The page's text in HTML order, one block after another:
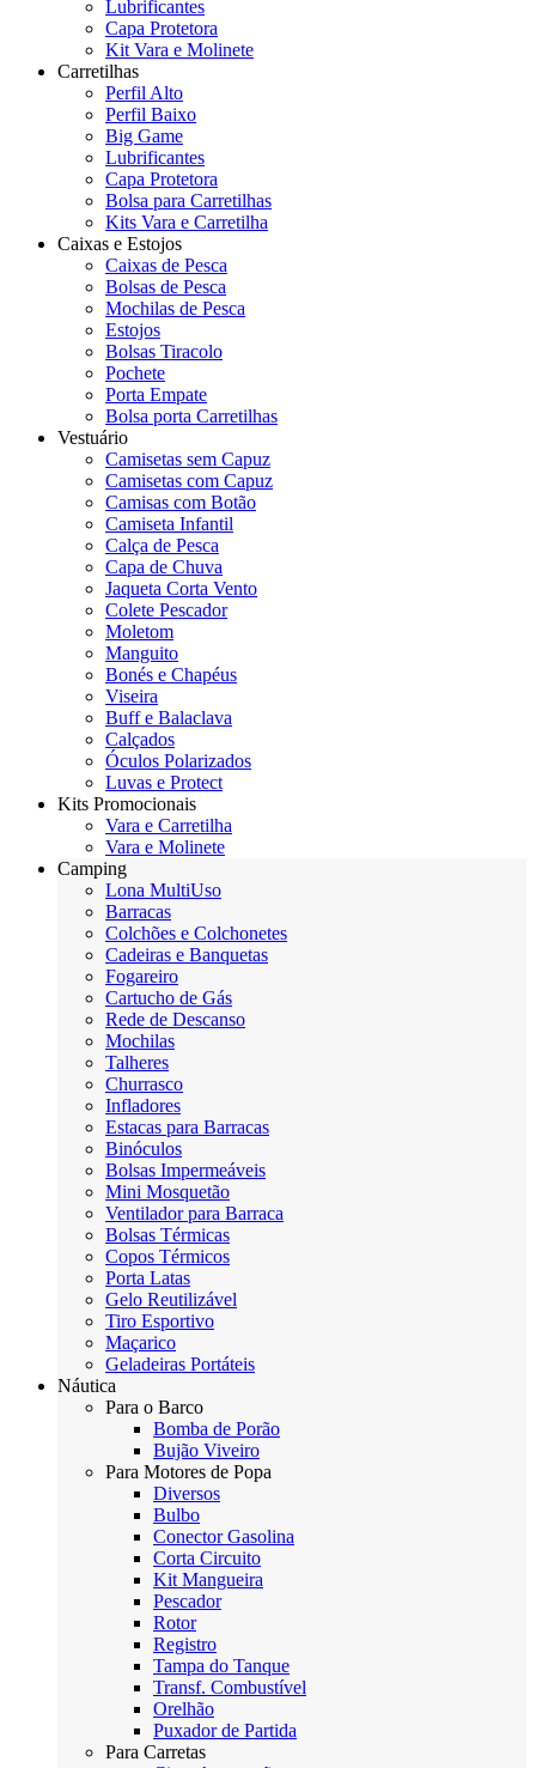
Lubrificantes
Capa Protetora
Kit Vara e Molinete
Carretilhas
Perfil Alto
Perfil Baixo
Big Game
Lubrificantes
Capa Protetora
Bolsa para Carretilhas
Kits Vara e Carretilha
Caixas e Estojos
Caixas de Pesca
Bolsas de Pesca
Mochilas de Pesca
Estojos
Bolsas Tiracolo
Pochete
Porta Empate
Bolsa porta Carretilhas
Vestuário
Camisetas sem Capuz
Camisetas com Capuz
Camisas com Botão
Camiseta Infantil
Calça de Pesca
Capa de Chuva
Jaqueta Corta Vento
Colete Pescador
Moletom
Manguito
Bonés e Chapéus
Viseira
Buff e Balaclava
Calçados
Óculos Polarizados
Luvas e Protect
Kits Promocionais
Vara e Carretilha
Vara e Molinete
Camping
Lona MultiUso
Barracas
Colchões e Colchonetes
Cadeiras e Banquetas
Fogareiro
Cartucho de Gás
Rede de Descanso
Mochilas
Talheres
Churrasco
Infladores
Estacas para Barracas
Binóculos
Bolsas Impermeáveis
Mini Mosquetão
Ventilador para Barraca
Bolsas Térmicas
Copos Térmicos
Porta Latas
Gelo Reutilizável
Tiro Esportivo
Maçarico
Geladeiras Portáteis
Náutica
Para o Barco
Bomba de Porão
Bujão Viveiro
Para Motores de Popa
Diversos
Bulbo
Conector Gasolina
Corta Circuito
Kit Mangueira
Pescador
Rotor
Registro
Tampa do Tanque
Transf. Combustível
Orelhão
Puxador de Partida
Para Carretas